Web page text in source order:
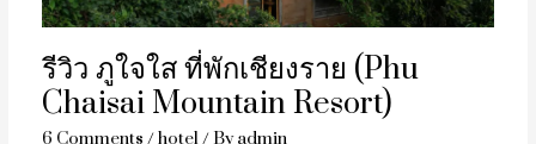
รีวิว ภูใจใส ที่พักเชียงราย (Phu
Chaisai Mountain Resort)
6 Comments /hotel/ Byadmin
Resort)